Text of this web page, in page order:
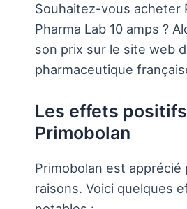
Souhaitez-vous acheter
Pharma Lab 10 amps ?
son prix sur le site web
pharmaceutique
Les effets
Primobolan
Primobolan est apprécié
raisons. Voici quelques